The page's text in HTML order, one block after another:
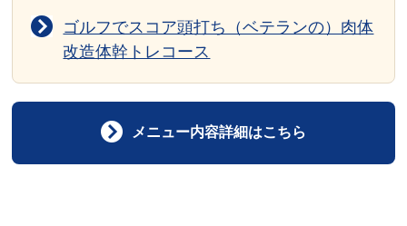
ゴルフでスコア頭打ち（ベテランの）肉体
改造体幹トレコース
メニュー内容詳細はこちら